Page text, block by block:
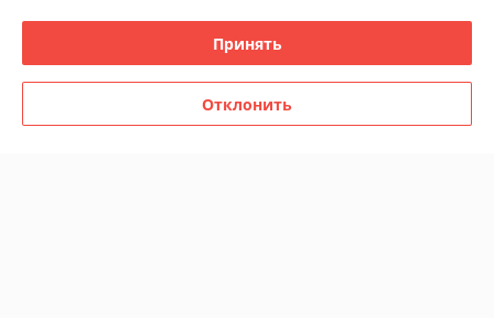
Политика обработки cookies
Сайт создан на платформе Deal.by
Принять
Отклонить